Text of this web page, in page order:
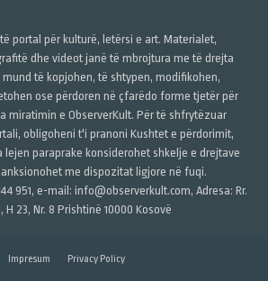
portal për kulturë, letërsi e art. Materialet,
dhe videot janë të mbrojtura me të drejta
mund të kopjohen, të shtypen, modifikohen,
ose përdoren në çfarëdo forme tjetër për
miratimin e ObserverKult. Për të shfrytëzuar
obligoheni t'i pranoni Kushtet e përdorimit,
paraprake konsiderohet shkelje e drejtave
me dispozitat ligjore në fuqi.
951, e-mail: info@observerkult.com, Adresa: Rr.
H 23, Nr. 8 Prishtinë 10000 Kosovë
Impresum Privacy Policy